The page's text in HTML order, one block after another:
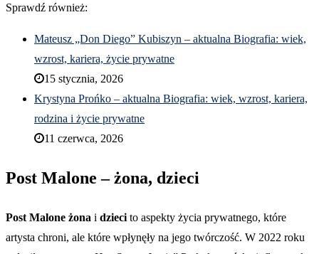
Sprawdź również:
Mateusz „Don Diego” Kubiszyn – aktualna Biografia: wiek,
wzrost, kariera, życie prywatne
15 stycznia, 2026
Krystyna Prońko – aktualna Biografia: wiek, wzrost, kariera,
rodzina i życie prywatne
11 czerwca, 2026
Post Malone – żona, dzieci
Post Malone żona i dzieci to aspekty życia prywatnego, które
artysta chroni, ale które wpłynęły na jego twórczość. W 2022 roku